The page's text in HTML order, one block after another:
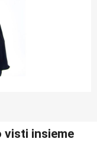
visti insieme